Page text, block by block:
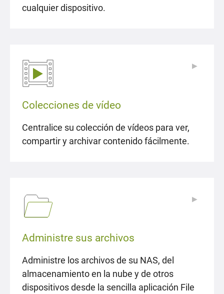
cualquier dispositivo.
Colecciones de vídeo
Centralice su colección de vídeos para ver,
compartir y archivar contenido fácilmente.
▶
Administre sus archivos
Administre los archivos de su NAS, del
almacenamiento en la nube y de otros
dispositivos desde la sencilla aplicación File
▶